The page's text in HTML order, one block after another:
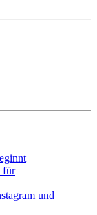
für
und